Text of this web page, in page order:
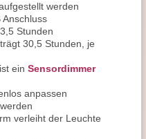
werden
Anschluss
Stunden
30,5 Stunden, je
ein Sensordimmer
anpassen
verleiht der Leuchte